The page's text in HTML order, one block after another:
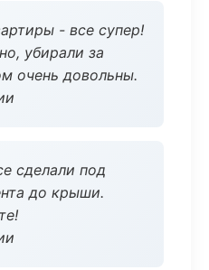
- все супер!
убирали за
очень довольны.
сделали под
до крыши.